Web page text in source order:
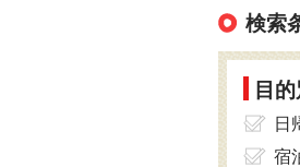
検索
目的
日
宿